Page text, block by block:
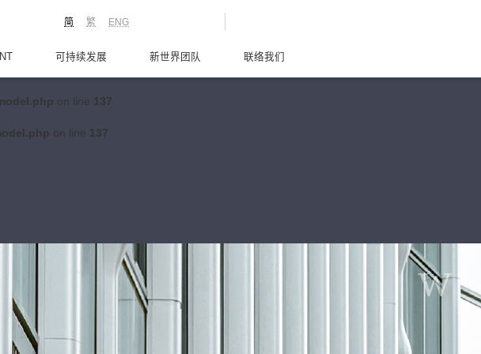
on line 137
on line 137
ENG
繁
简
可持续发展 新世界团队 联络我们